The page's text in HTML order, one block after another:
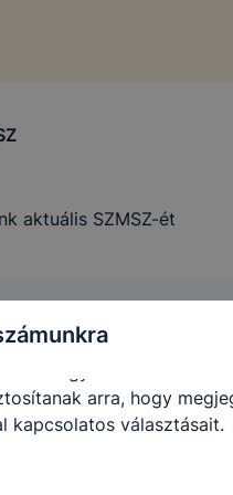
aktuális SZMSZ-ét
Ön aktuális látogatására
a böngésző bezárásával
cookie-k
Önt, mint visszatérő
személyes adatot és
együtt alkalmasak
arra, hogy
kapcsolatos választásait.